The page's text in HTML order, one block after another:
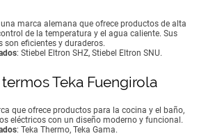
marca alemana que ofrece productos de alta
de la temperatura y el agua caliente. Sus
son eficientes y duraderos.
: Stiebel Eltron SHZ, Stiebel Eltron SNU.
Teka Fuengirola
que ofrece productos para la cocina y el baño,
eléctricos con un diseño moderno y funcional.
: Teka Thermo, Teka Gama.